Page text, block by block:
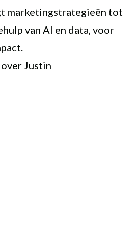
marketingstrategieën tot
van AI en data, voor
Justin